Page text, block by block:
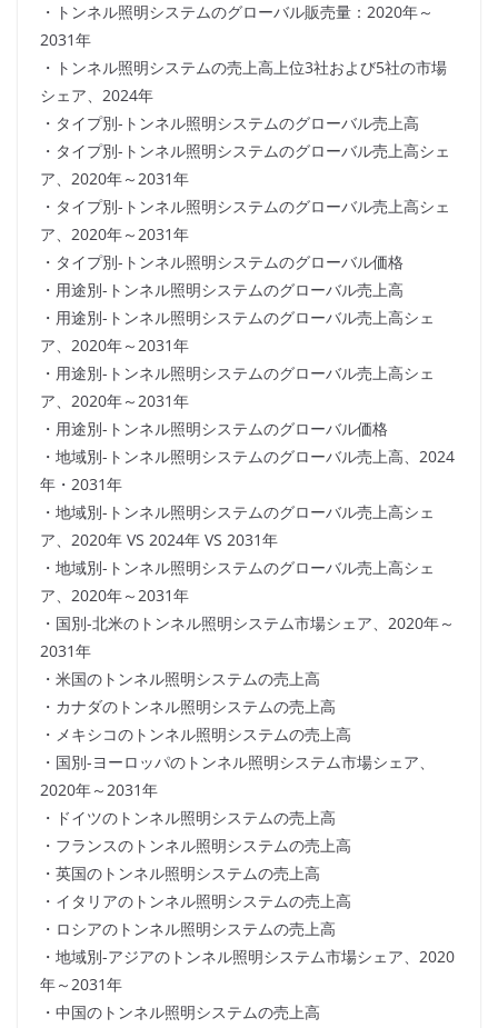
・トンネル照明システムのグローバル販売量：2020年～
2031年
・トンネル照明システムの売上高上位3社および5社の市場
シェア、2024年
・タイプ別-トンネル照明システムのグローバル売上高
・タイプ別-トンネル照明システムのグローバル売上高シェ
ア、2020年～2031年
・タイプ別-トンネル照明システムのグローバル売上高シェ
ア、2020年～2031年
・タイプ別-トンネル照明システムのグローバル価格
・用途別-トンネル照明システムのグローバル売上高
・用途別-トンネル照明システムのグローバル売上高シェ
ア、2020年～2031年
・用途別-トンネル照明システムのグローバル売上高シェ
ア、2020年～2031年
・用途別-トンネル照明システムのグローバル価格
・地域別-トンネル照明システムのグローバル売上高、2024
年・2031年
・地域別-トンネル照明システムのグローバル売上高シェ
ア、2020年 VS 2024年 VS 2031年
・地域別-トンネル照明システムのグローバル売上高シェ
ア、2020年～2031年
・国別-北米のトンネル照明システム市場シェア、2020年～
2031年
・米国のトンネル照明システムの売上高
・カナダのトンネル照明システムの売上高
・メキシコのトンネル照明システムの売上高
・国別-ヨーロッパのトンネル照明システム市場シェア、
2020年～2031年
・ドイツのトンネル照明システムの売上高
・フランスのトンネル照明システムの売上高
・英国のトンネル照明システムの売上高
・イタリアのトンネル照明システムの売上高
・ロシアのトンネル照明システムの売上高
・地域別-アジアのトンネル照明システム市場シェア、2020
年～2031年
・中国のトンネル照明システムの売上高